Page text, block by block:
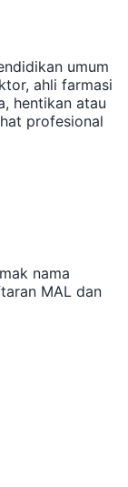
umum
ahli farmasi
hentikan atau
profesional
nama
MAL dan